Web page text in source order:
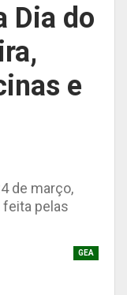
Dia do
e
de março,
feita pelas
GEA